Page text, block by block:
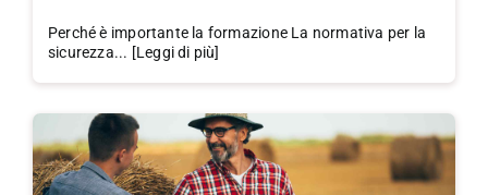
Perché è importante la formazione La normativa per la
sicurezza... [Leggi di più]